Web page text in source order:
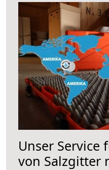
Unser Service
von Salzgitter